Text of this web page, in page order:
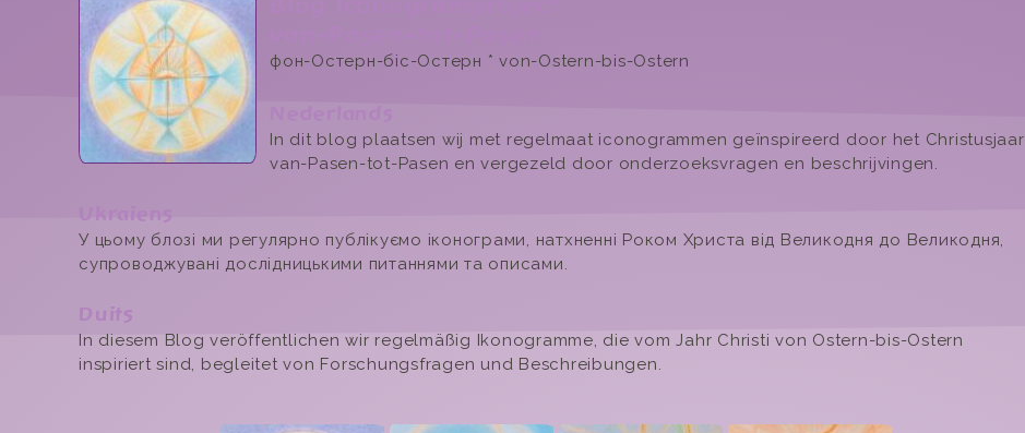
фон-Остерн-біс-Остерн * von-Ostern-bis-Ostern
In dit blog plaatsen wij met regelmaat iconogrammen geïnspireerd door het Christusjaar
van-Pasen-tot-Pasen en vergezeld door onderzoeksvragen en beschrijvingen.
Ukraiens
У цьому блозі ми регулярно публікуємо іконограми, натхненні Роком Христа від Великодня до Великодня,
супроводжувані дослідницькими питаннями та описами.
Duits
In diesem Blog veröffentlichen wir regelmäßig Ikonogramme, die vom Jahr Christi von Ostern-bis-Ostern
inspiriert sind, begleitet von Forschungsfragen und Beschreibungen.